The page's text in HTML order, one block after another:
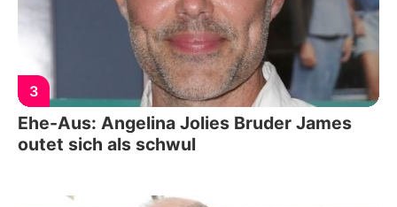
3
Ehe-Aus: Angelina Jolies Bruder James
outet sich als schwul